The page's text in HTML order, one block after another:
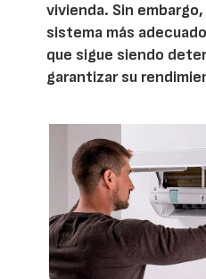
vivienda. Sin
sistema más
que sigue siendo
garantizar su